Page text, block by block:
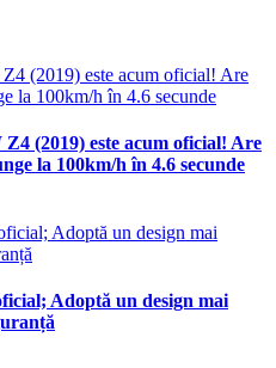
(2019) este acum oficial! Are
la 100km/h în 4.6 secunde
Adoptă un design mai